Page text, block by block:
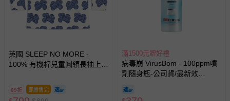
英國 SLEEP NO MORE -
100% 有機棉兒童圓領長袖上
89折 即將售完
滿1500元贈好禮
病毒崩 VirusBom - 100ppm噴
劑隨身瓶-公司貨/最新效